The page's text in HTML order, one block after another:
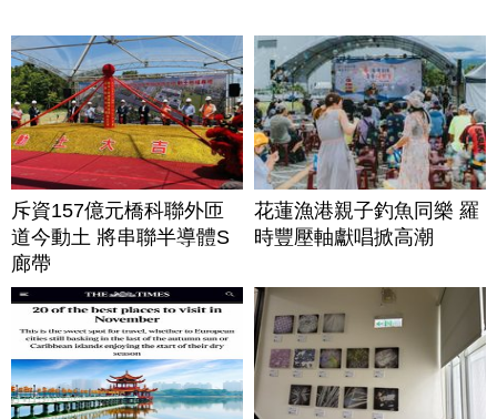
斥資157億元橋科聯外匝
道今動土 將串聯半導體S
廊帶
花蓮漁港親子釣魚同樂 羅
時豐壓軸獻唱掀高潮